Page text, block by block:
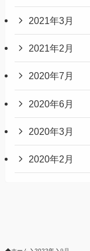
2021年3月
2021年2月
2020年7月
2020年6月
2020年3月
2020年2月